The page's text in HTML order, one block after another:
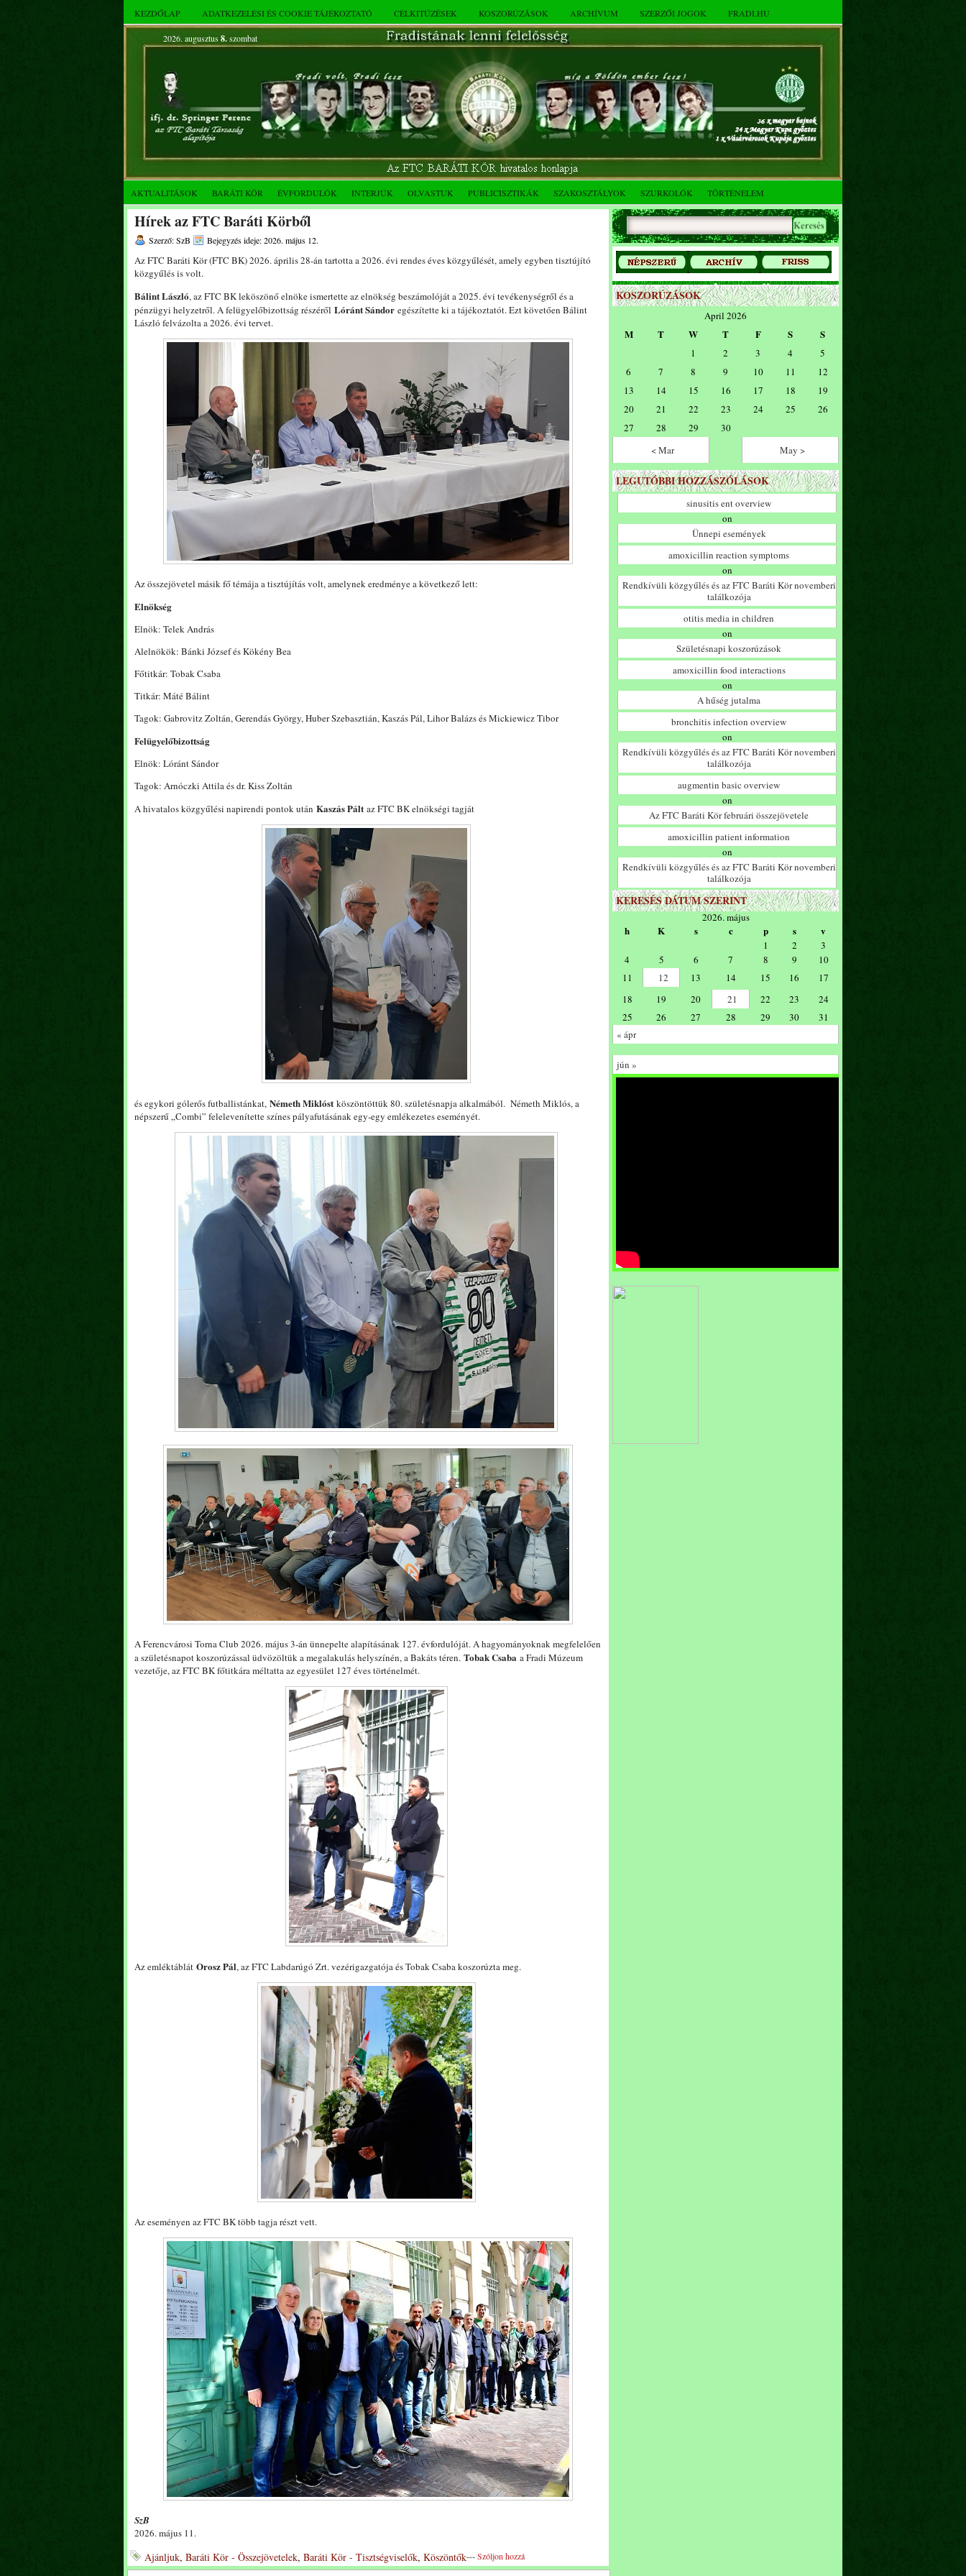
KEZDŐLAP ADATKEZELÉSI ÉS COOKIE TÁJÉKOZTATÓ CÉLKITŰZÉSEK KOSZORÚZÁSOK ARCHÍVUM SZERZŐI JOGOK FRADI.HU
2026. augusztus 8.szombat
AKTUALITÁSOK BARÁTI KÖR ÉVFORDULÓK INTERJÚK OLVASTUK PUBLICISZTIKÁK SZAKOSZTÁLYOK SZURKOLÓK TÖRTÉNELEM
Hírek az FTC Baráti Körből
Szerző: SzB Bejegyzés ideje: 2026. május 12.
Az FTC Baráti Kör (FTC BK) 2026. április 28-án tartotta a 2026. évi rendes éves közgyűlését, amely egyben tisztújító
közgyűlés is volt.
Bálint László, az FTC BK leköszönő elnöke ismertette az elnökség beszámolóját a 2025. évi tevékenységről és a
pénzügyi helyzetről. A felügyelőbizottság részéről Lóránt Sándor egészítette ki a tájékoztatót. Ezt követően Bálint
László felvázolta a 2026. évi tervet.
Az összejövetel másik fő témája a tisztújítás volt, amelynek eredménye a következő lett:
Elnökség
Elnök: Telek András
Alelnökök: Bánki József és Kökény Bea
Főtitkár: Tobak Csaba
Titkár: Máté Bálint
Tagok: Gabrovitz Zoltán, Gerendás György, Huber Szebasztián, Kaszás Pál, Lihor Balázs és Mickiewicz Tibor
Felügyelőbizottság
Elnök: Lóránt Sándor
Tagok: Arnóczki Attila és dr. Kiss Zoltán
A hivatalos közgyűlési napirendi pontok után Kaszás Pált az FTC BK elnökségi tagját
és egykori gólerős futballistánkat, Németh Miklóst köszöntöttük 80. születésnapja alkalmából. Németh Miklós, a
népszerű „Combi” felelevenítette színes pályafutásának egy-egy emlékezetes eseményét.
A Ferencvárosi Torna Club 2026. május 3-án ünnepelte alapításának 127. évfordulóját. A hagyományoknak megfelelően
a születésnapot koszorúzással üdvözöltük a megalakulás helyszínén, a Bakáts téren. Tobak Csaba a Fradi Múzeum
vezetője, az FTC BK főtitkára méltatta az egyesület 127 éves történelmét.
Az emléktáblát Orosz Pál, az FTC Labdarúgó Zrt. vezérigazgatója és Tobak Csaba koszorúzta meg.
Az eseményen az FTC BK több tagja részt vett.
SzB
2026. május 11.
Ajánljuk, Baráti Kör - Összejövetelek, Baráti Kör - Tisztségviselők, Köszöntők---Szóljon hozzá
KOSZORÚZÁSOK
April 2026
M T W T F S S
1 2 3 4
5
6
7 8 9 10 11
12
13
14 15 16 17 18
19
20
21 22 23 24 25
26
27
28 29
30
< Mar
May >
LEGUTÓBBI HOZZÁSZÓLÁSOK
sinusitis ent overview
on
Ünnepi események
amoxicillin reaction symptoms
on
Rendkívüli közgyűlés és az FTC Baráti Kör novemberi
találkozója
otitis media in children
on
Születésnapi koszorúzások
amoxicillin food interactions
on
A hűség jutalma
bronchitis infection overview
on
Rendkívüli közgyűlés és az FTC Baráti Kör novemberi
találkozója
augmentin basic overview
on
Az FTC Baráti Kör februári összejövetele
amoxicillin patient information
on
Rendkívüli közgyűlés és az FTC Baráti Kör novemberi
találkozója
KERESÉS DÁTUM SZERINT
2026. május
h K s c p s v
1 2
3
4
5 6 7 8 9
10
11
12 13 14 15 16
17
18
19 20 21 22 23
24
25
26 27 28 29 30
31
« ápr
jún »